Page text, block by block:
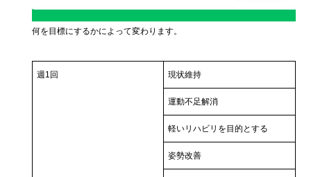
何を目標にするかによって変わります。
週1回 現状維持
運動不足解消
軽いリハビリを目的とする
姿勢改善